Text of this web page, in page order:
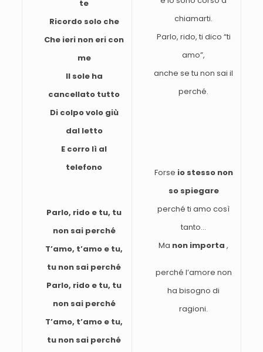
te
Ricordo solo che
Che ieri non eri con
me
Il sole ha
cancellato tutto
Di colpo volo giù
dal letto
E corro lì al
telefono
Parlo, rido e tu, tu
non sai perché
T’amo, t’amo e tu,
tu non sai perché
Parlo, rido e tu, tu
non sai perché
T’amo, t’amo e tu,
tu non sai perché
chiamarti.
Parlo, rido, ti dico “ti
amo”,
anche se tu non sai il
perché.
Forse io stesso non
so spiegare
perché ti amo così
tanto…
Ma non importa,
perché l’amore non
ha bisogno di
ragioni.